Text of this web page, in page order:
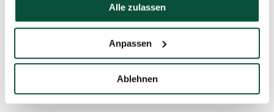
Alle zulassen
Anpassen
Ablehnen
Ständer (im Lieferumfang enthalten) Blumentopf aus Metall